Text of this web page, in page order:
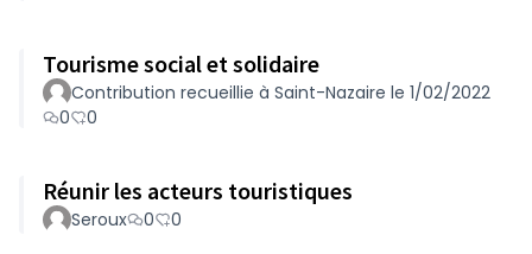
Tourisme social et solidaire
Contribution recueillie à Saint-Nazaire le 1/02/2022
0
0
Réunir les acteurs touristiques
Seroux 0 0